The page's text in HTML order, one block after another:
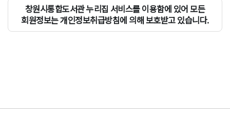
창원시통합도서관 누리집 서비스를 이용함에 있어 모든
회원정보는 개인정보취급방침에 의해 보호받고 있습니다.